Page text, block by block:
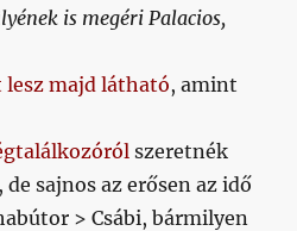
is megéri Palacios,
majd látható, amint
szeretnék
sajnos az erősen az idő
> Csábi, bármilyen